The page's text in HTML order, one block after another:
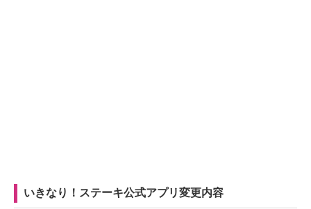
いきなり！ステーキ公式アプリ変更内容